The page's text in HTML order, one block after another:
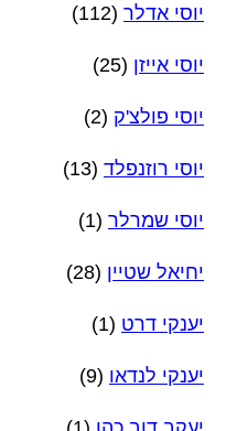
יוסי אדלר (112)
יוסי אייזן (25)
יוסי פולצ'ק (2)
יוסי רוזנפלד (13)
יוסי שמרלר (1)
יחיאל שטיין (28)
יענקי דרט (1)
יענקי לנדאו (9)